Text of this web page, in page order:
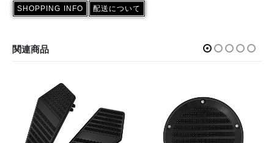
SHOPPING INFO 配送について
関連商品